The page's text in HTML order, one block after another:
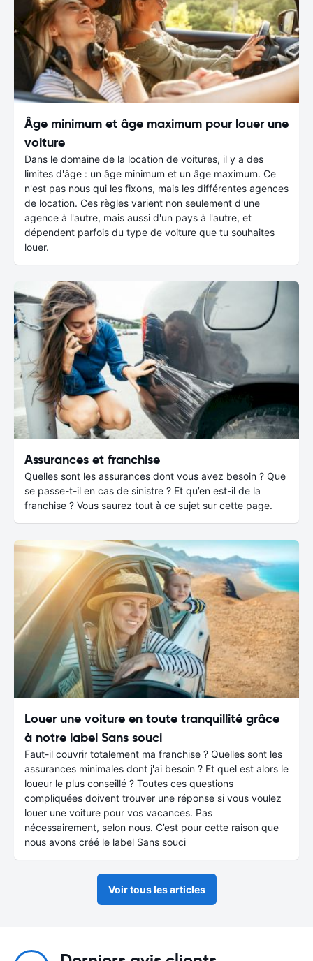
Âge minimum et âge maximum pour louer une
voiture
Dans le domaine de la location de voitures, il y a des
limites d'âge : un âge minimum et un âge maximum. Ce
n'est pas nous qui les fixons, mais les différentes agences
de location. Ces règles varient non seulement d'une
agence à l'autre, mais aussi d'un pays à l'autre, et
dépendent parfois du type de voiture que tu souhaites
louer.
Assurances et franchise
Quelles sont les assurances dont vous avez besoin ? Que
se passe-t-il en cas de sinistre ? Et qu’en est-il de la
franchise ? Vous saurez tout à ce sujet sur cette page.
Louer une voiture en toute tranquillité grâce
à notre label Sans souci
Faut-il couvrir totalement ma franchise ? Quelles sont les
assurances minimales dont j'ai besoin ? Et quel est alors le
loueur le plus conseillé ? Toutes ces questions
compliquées doivent trouver une réponse si vous voulez
louer une voiture pour vos vacances. Pas
nécessairement, selon nous. C’est pour cette raison que
nous avons créé le label Sans souci
Voir tous les articles